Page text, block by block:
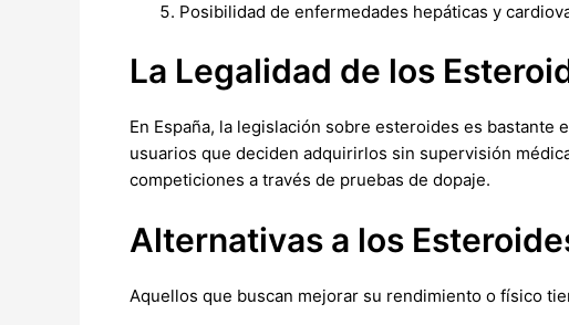
Posibilidad de enfermedades hepáticas y
La Legalidad de los
En España, la legislación sobre esteroides es
usuarios que deciden adquirirlos sin supervisión
competiciones a través de pruebas de dopaje.
Alternativas a los
Aquellos que buscan mejorar su rendimiento o físico